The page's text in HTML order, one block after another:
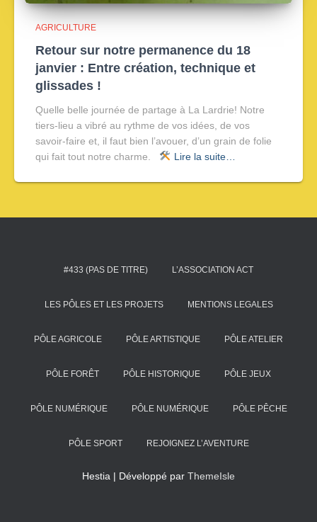
AGRICULTURE
Retour sur notre permanence du 18
janvier : Entre création, technique et
glissades !
Quelle belle journée de partage à La Lardrie! Notre
tiers-lieu a vibré au rythme de vos idées, de vos
savoir-faire et, il faut bien l’avouer, d’un grain de folie
qui fait tout notre charme.
Lire la suite…
#433 (PAS DE TITRE) L’ASSOCIATION ACT
LES PÔLES ET LES PROJETS MENTIONS LEGALES
PÔLE AGRICOLE PÔLE ARTISTIQUE PÔLE ATELIER
PÔLE FORÊT PÔLE HISTORIQUE PÔLE JEUX
PÔLE NUMÉRIQUE PÔLE NUMÉRIQUE PÔLE PÊCHE
PÔLE SPORT REJOIGNEZ L’AVENTURE
Hestia | Développé par ThemeIsle